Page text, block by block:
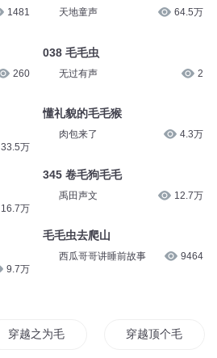
1481
260
33.5万
16.7万
9.7万
天地童声 64.5万
038 毛毛虫
无过有声 2
懂礼貌的毛毛猴
肉包来了 4.3万
345 卷毛狗毛毛
禹田声文 12.7万
毛毛虫去爬山
西瓜哥哥讲睡前故事 9464
穿越之为毛是小精灵世界穿越顶个毛用